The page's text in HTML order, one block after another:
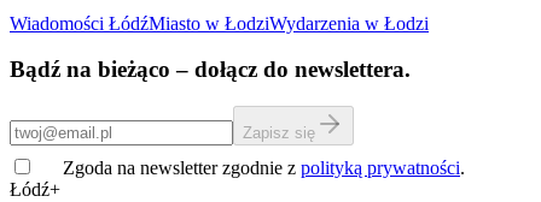
Wiadomości ŁódźMiasto w ŁodziWydarzenia w Łodzi
Bądź na bieżąco – dołącz do newslettera.
Zapisz się
Zgoda na newsletter zgodnie z polityką prywatności.
Łódź+